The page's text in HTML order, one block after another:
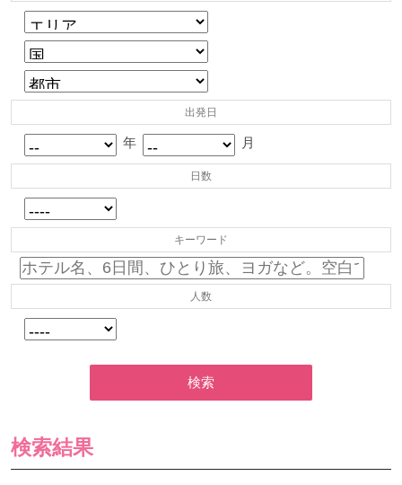
出発日
年 月
日数
キーワード
人数
検索
検索結果